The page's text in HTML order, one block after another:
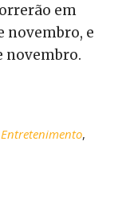
em
novembro, e
novembro.
Entretenimento,